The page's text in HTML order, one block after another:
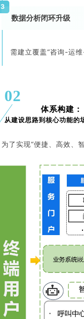
3
数据分析闭环升级
需建立覆盖“咨询-运
02
体系构建：
从建设思路到核心功能的
为了实现“便捷、高效、